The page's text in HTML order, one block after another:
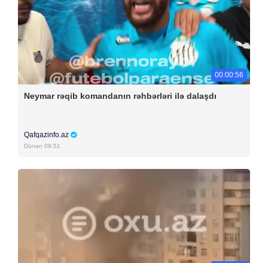
00:00:56
Neymar rəqib komandanın rəhbərləri ilə dalaşdı
Qafqazinfo.az
Dünən 09:51